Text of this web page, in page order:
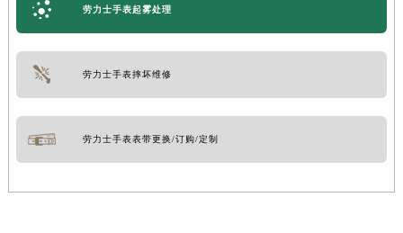
劳力士手表起雾处理
劳力士手表摔坏维修
劳力士手表表带更换/订购/定制